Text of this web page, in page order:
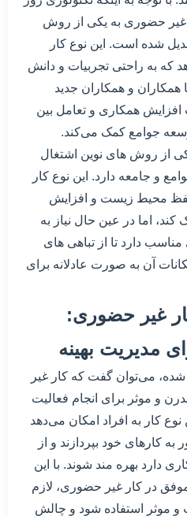
غیر حضوری به یکی از روش
شده است. این نوع کار
که به راحتی تجربیات و دانش
همکاران و همکاران جدید
افزایش همکاری و تعامل بین
جوامع کمک می‌کند.
از روش های نوین اشتغال
و جامعه دارد. این نوع کار
حفظ محیط زیست و افزایش
اما در عین حال نیاز به
دارد تا از تباهی های
آن به صورت عادلانه برای
غیر حضوری:
مدیریت بهینه
شده، می‌توان گفت که کار غیر
و موثر برای انجام فعالیت
کار به افراد امکان می‌دهد
به کارهای خود بپردازند و از
دارد بهره مند شوند. با این
در کار غیر حضوری، لازم
و موثر استفاده شود و چالش